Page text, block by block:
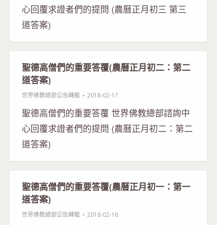
心回覆求證者們的提問 (農曆正月初三 第三
道答案)
聖德高僧們的重要答覆(農曆正月初二：第二
道答案)
世界佛教總部公告轉載 2018-02-17
聖德高僧們的重要答覆 世界佛教總部諮詢中
心回覆求證者們的提問 (農曆正月初二：第二
道答案)
聖德高僧們的重要答覆(農曆正月初一：第一
道答案)
世界佛教總部公告轉載 2018-02-16